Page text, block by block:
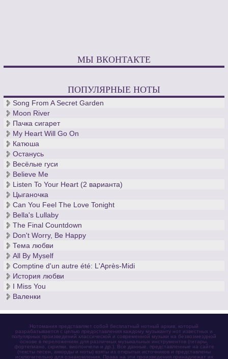
МЫ ВКОНТАКТЕ
ПОПУЛЯРНЫЕ НОТЫ
Song From A Secret Garden
Moon River
Пачка сигарет
My Heart Will Go On
Катюша
Останусь
Весёлые гуси
Believe Me
Listen To Your Heart (2 варианта)
Цыганочка
Can You Feel The Love Tonight
Bella's Lullaby
The Final Countdown
Don't Worry, Be Happy
Тема любви
All By Myself
Comptine d'un autre été: L'Après-Midi
История любви
I Miss You
Валенки
Нотомания представляет собой бесплатный нотный архив, который
разрабатывается с целью предоставления каждому музыканту нот известных и
популярных произведений классической и современной музыки на безвозмездной
основе в переложениях для различных музыкальных инструментов (гитары,
фортепиано, скрипки, виолончели и др.). Все данные, представленные на сайте
(тексты песен, аккорды и ноты) взяты из открытых источников и представлены
исключительно для ознакомления. Права на эти произведения принадлежат их